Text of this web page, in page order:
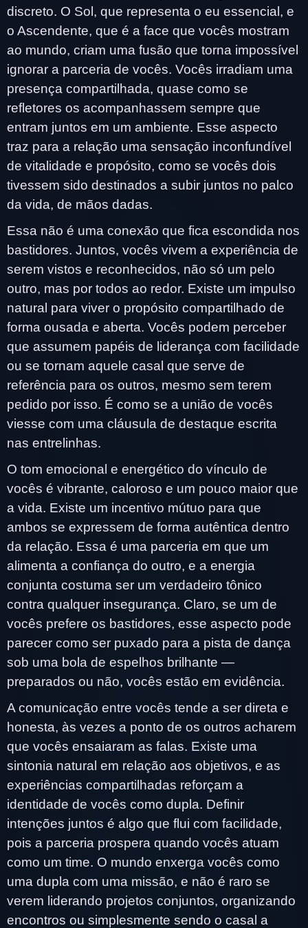
discreto. O Sol, que representa o eu essencial, e
o Ascendente, que é a face que vocês mostram
ao mundo, criam uma fusão que torna impossível
ignorar a parceria de vocês. Vocês irradiam uma
presença compartilhada, quase como se
refletores os acompanhassem sempre que
entram juntos em um ambiente. Esse aspecto
traz para a relação uma sensação inconfundível
de vitalidade e propósito, como se vocês dois
tivessem sido destinados a subir juntos no palco
da vida, de mãos dadas.
Essa não é uma conexão que fica escondida nos
bastidores. Juntos, vocês vivem a experiência de
serem vistos e reconhecidos, não só um pelo
outro, mas por todos ao redor. Existe um impulso
natural para viver o propósito compartilhado de
forma ousada e aberta. Vocês podem perceber
que assumem papéis de liderança com facilidade
ou se tornam aquele casal que serve de
referência para os outros, mesmo sem terem
pedido por isso. É como se a união de vocês
viesse com uma cláusula de destaque escrita
nas entrelinhas.
O tom emocional e energético do vínculo de
vocês é vibrante, caloroso e um pouco maior que
a vida. Existe um incentivo mútuo para que
ambos se expressem de forma autêntica dentro
da relação. Essa é uma parceria em que um
alimenta a confiança do outro, e a energia
conjunta costuma ser um verdadeiro tônico
contra qualquer insegurança. Claro, se um de
vocês prefere os bastidores, esse aspecto pode
parecer como ser puxado para a pista de dança
sob uma bola de espelhos brilhante —
preparados ou não, vocês estão em evidência.
A comunicação entre vocês tende a ser direta e
honesta, às vezes a ponto de os outros acharem
que vocês ensaiaram as falas. Existe uma
sintonia natural em relação aos objetivos, e as
experiências compartilhadas reforçam a
identidade de vocês como dupla. Definir
intenções juntos é algo que flui com facilidade,
pois a parceria prospera quando vocês atuam
como um time. O mundo enxerga vocês como
uma dupla com uma missão, e não é raro se
verem liderando projetos conjuntos, organizando
encontros ou simplesmente sendo o casal a